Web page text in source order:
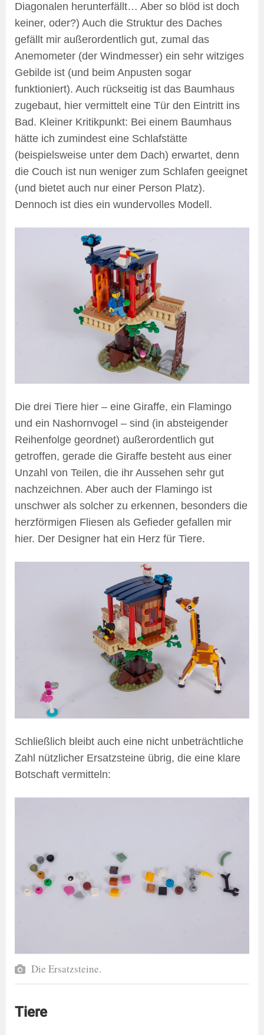
Diagonalen herunterfällt… Aber so blöd ist doch
keiner, oder?) Auch die Struktur des Daches
gefällt mir außerordentlich gut, zumal das
Anemometer (der Windmesser) ein sehr witziges
Gebilde ist (und beim Anpusten sogar
funktioniert). Auch rückseitig ist das Baumhaus
zugebaut, hier vermittelt eine Tür den Eintritt ins
Bad. Kleiner Kritikpunkt: Bei einem Baumhaus
hätte ich zumindest eine Schlafstätte
(beispielsweise unter dem Dach) erwartet, denn
die Couch ist nun weniger zum Schlafen geeignet
(und bietet auch nur einer Person Platz).
Dennoch ist dies ein wundervolles Modell.
Die drei Tiere hier – eine Giraffe, ein Flamingo
und ein Nashornvogel – sind (in absteigender
Reihenfolge geordnet) außerordentlich gut
getroffen, gerade die Giraffe besteht aus einer
Unzahl von Teilen, die ihr Aussehen sehr gut
nachzeichnen. Aber auch der Flamingo ist
unschwer als solcher zu erkennen, besonders die
herzförmigen Fliesen als Gefieder gefallen mir
hier. Der Designer hat ein Herz für Tiere.
Schließlich bleibt auch eine nicht unbeträchtliche
Zahl nützlicher Ersatzsteine übrig, die eine klare
Botschaft vermitteln:
Die Ersatzsteine.
Tiere